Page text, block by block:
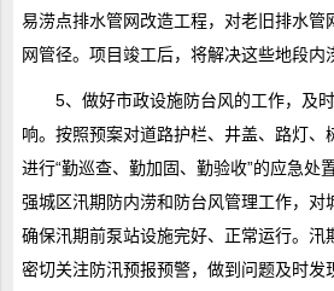
易涝点排水管网改造工程，对老旧排水管
网管径。项目竣工后，将解决这些地段内
5、做好市政设施防台风的工作，及
响。按照预案对道路护栏、井盖、路灯、
进行“勤巡查、勤加固、勤验收”的应急处
强城区汛期防内涝和防台风管理工作，对
确保汛期前泵站设施完好、正常运行。汛
密切关注防汛预报预警，做到问题及时发